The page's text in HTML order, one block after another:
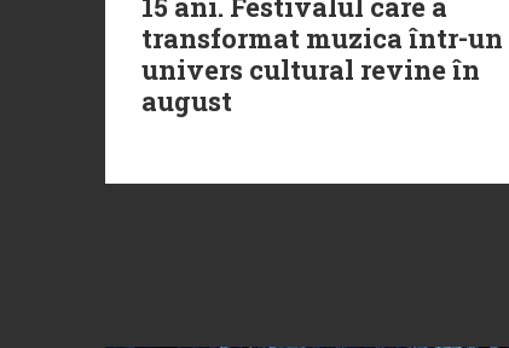
transformat muzica într-un
univers cultural revine în
august